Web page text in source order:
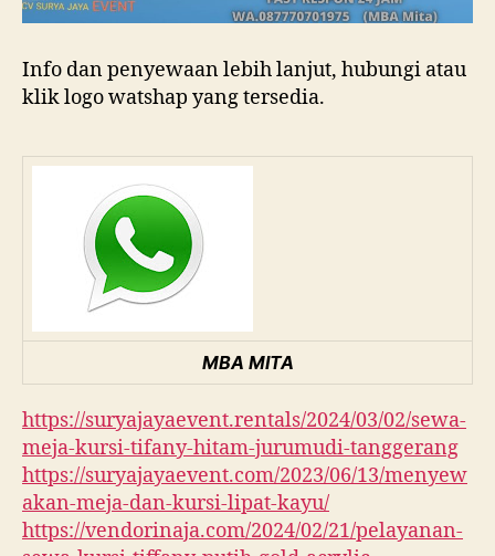
Info dan penyewaan lebih lanjut, hubungi atau
klik logo watshap yang tersedia.
MBA MITA
https://suryajayaevent.rentals/2024/03/02/sewa-
meja-kursi-tifany-hitam-jurumudi-tanggerang
https://suryajayaevent.com/2023/06/13/menyew
akan-meja-dan-kursi-lipat-kayu/
https://vendorinaja.com/2024/02/21/pelayanan-